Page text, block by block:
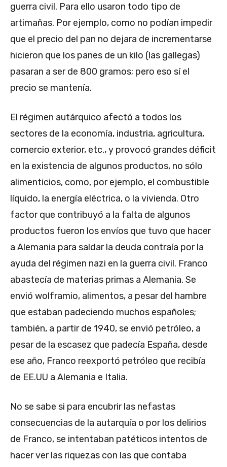
guerra civil. Para ello usaron todo tipo de
artimañas. Por ejemplo, como no podían impedir
que el precio del pan no dejara de incrementarse
hicieron que los panes de un kilo (las gallegas)
pasaran a ser de 800 gramos; pero eso sí el
precio se mantenía.
El régimen autárquico afectó a todos los
sectores de la economía, industria, agricultura,
comercio exterior, etc., y provocó grandes déficit
en la existencia de algunos productos, no sólo
alimenticios, como, por ejemplo, el combustible
líquido, la energía eléctrica, o la vivienda. Otro
factor que contribuyó a la falta de algunos
productos fueron los envíos que tuvo que hacer
a Alemania para saldar la deuda contraía por la
ayuda del régimen nazi en la guerra civil. Franco
abastecía de materias primas a Alemania. Se
envió wolframio, alimentos, a pesar del hambre
que estaban padeciendo muchos españoles;
también, a partir de 1940, se envió petróleo, a
pesar de la escasez que padecía España, desde
ese año, Franco reexportó petróleo que recibía
de EE.UU a Alemania e Italia.
No se sabe si para encubrir las nefastas
consecuencias de la autarquía o por los delirios
de Franco, se intentaban patéticos intentos de
hacer ver las riquezas con las que contaba